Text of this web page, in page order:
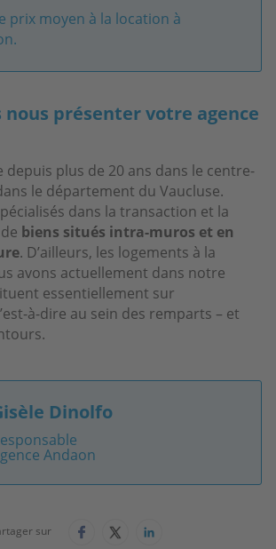
prix moyen à la location à
nous présenter votre agence
depuis plus de 20 ans dans le centre-
le département du Vaucluse.
dans la transaction et la
biens situés intra-muros et en
. D’ailleurs, les logements à la
avons actuellement dans notre
essentiellement sur
à-dire au sein des remparts – et
Dinolfo
Andaon
sur